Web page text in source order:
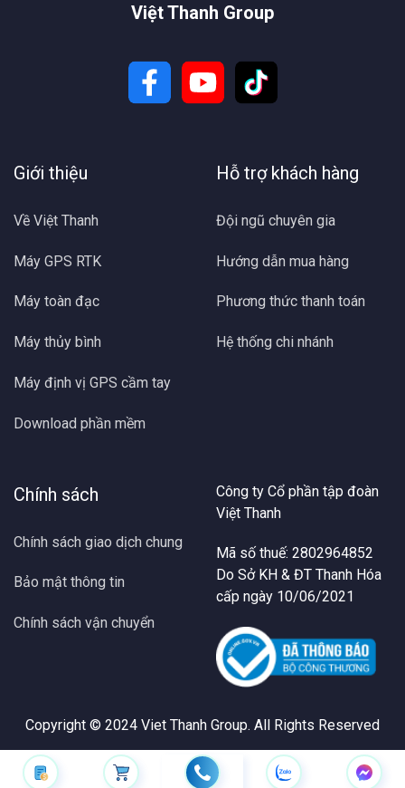
Việt Thanh Group
Giới thiệu
Về Việt Thanh
Máy GPS RTK
Máy toàn đạc
Máy thủy bình
Máy định vị GPS cầm tay
Download phần mềm
Hỗ trợ khách hàng
Đội ngũ chuyên gia
Hướng dẫn mua hàng
Phương thức thanh toán
Hệ thống chi nhánh
Chính sách
Chính sách giao dịch chung
Bảo mật thông tin
Chính sách vận chuyển
Công ty Cổ phần tập đoàn
Việt Thanh
Mã số thuế: 2802964852
Do Sở KH & ĐT Thanh Hóa
cấp ngày 10/06/2021
Copyright © 2024 Viet Thanh Group. All Rights Reserved